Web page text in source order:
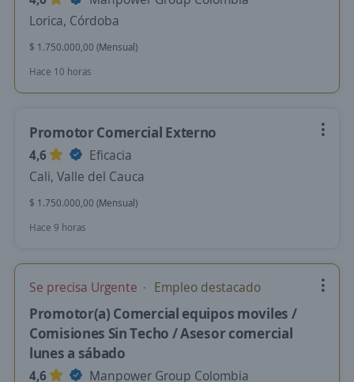
Lorica, Córdoba
$ 1.750.000,00 (Mensual)
Hace 10 horas
Promotor Comercial Externo
4,6
Eficacia
Cali, Valle del Cauca
$ 1.750.000,00 (Mensual)
Hace 9 horas
Se precisa Urgente Empleo destacado
Promotor(a) Comercial equipos moviles /
Comisiones Sin Techo / Asesor comercial
lunes a sábado
4,6 Manpower Group Colombia